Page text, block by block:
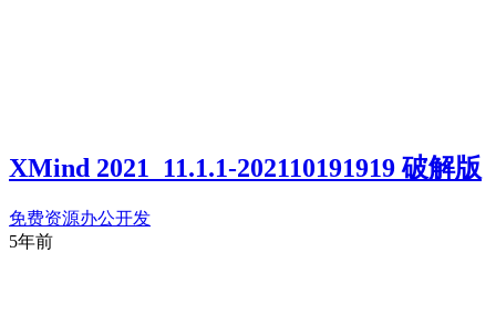
XMind 2021_11.1.1-202110191919 破解版
免费资源办公开发
5年前